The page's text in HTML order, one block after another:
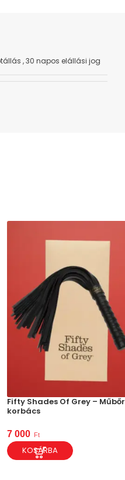
,30 napos elállási jog
Fifty Shades Of Grey – Műbőr
korbács
7 000 Ft
KOSÁRBA